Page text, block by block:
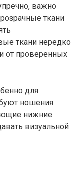
важно
ткани
ткани нередко
от проверенных
для
ношения
нижние
визуальной